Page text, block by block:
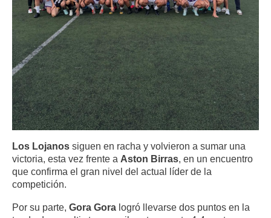
Los Lojanos siguen en racha y volvieron a sumar una
victoria, esta vez frente a Aston Birras, en un encuentro
que confirma el gran nivel del actual líder de la
competición.
Por su parte, Gora Gora logró llevarse dos puntos en la